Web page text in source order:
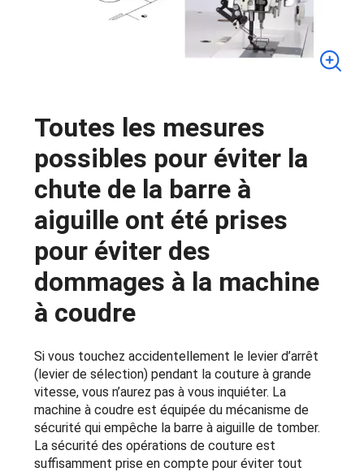
Toutes les mesures
possibles pour éviter la
chute de la barre à
aiguille ont été prises
pour éviter des
dommages à la machine
à coudre
Si vous touchez accidentellement le levier d’arrêt
(levier de sélection) pendant la couture à grande
vitesse, vous n’aurez pas à vous inquiéter. La
machine à coudre est équipée du mécanisme de
sécurité qui empêche la barre à aiguille de tomber.
La sécurité des opérations de couture est
suffisamment prise en compte pour éviter tout